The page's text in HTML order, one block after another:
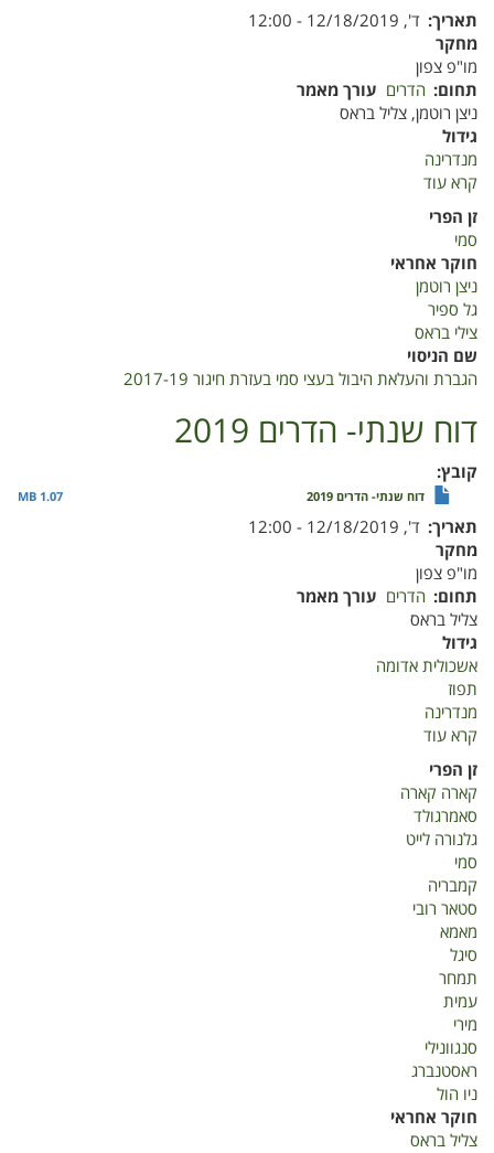
תאריך ד', 12/18/2019 - 12:00
מחקר
מו"פ צפון
תחום הדרים עורך מאמר
ניצן רוטמן, צליל בראס
גידול
מנדרינה
קרא עוד
בעצי
סמי
חיגור
2017-
19
19
זן הפרי
סמי
חוקר אחראי
ניצן רוטמן
גל ספיר
צילי בראס
שם הניסוי
הגברת והעלאת היבול בעצי סמי בעזרת חיגור 2017-19
דוח שנתי- הדרים 2019
קובץ
דוח שנתי- הדרים 2019 1.07 MB
תאריך ד', 12/18/2019 - 12:00
מחקר
מו"פ צפון
תחום הדרים עורך מאמר
צליל בראס
גידול
אשכולית אדומה
תפוז
מנדרינה
קרא עוד
הדרים
2019
זן הפרי
קארה קארה
סאמרגולד
גלנורה לייט
סמי
קמבריה
סטאר רובי
מאמא
סיגל
תמחר
עמית
מירי
סנגוונילי
ראסטנברג
ניו הול
חוקר אחראי
צליל בראס